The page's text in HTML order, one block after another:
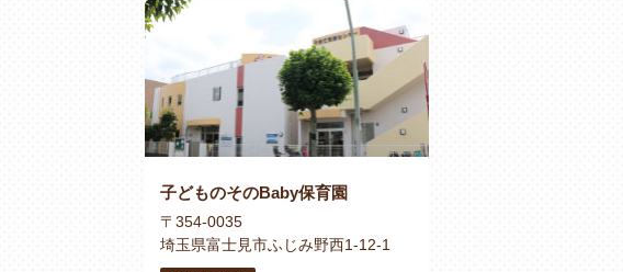
子どものそのBaby保育園
〒354-0035
埼玉県富士見市ふじみ野西1-12-1